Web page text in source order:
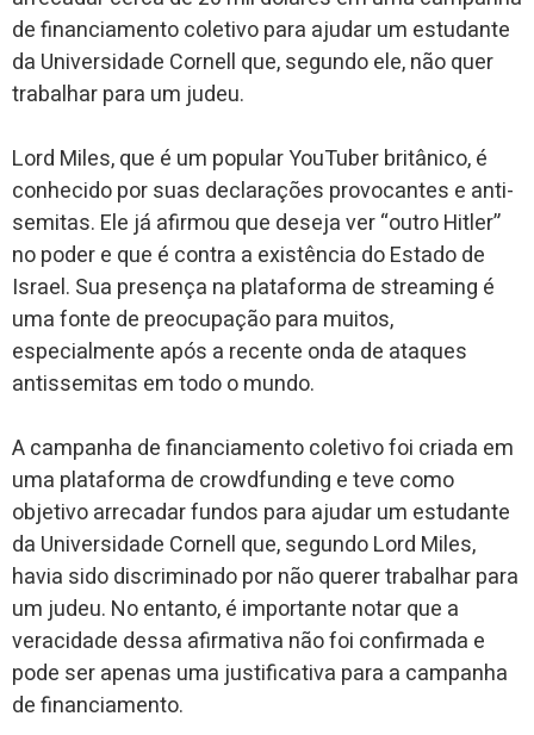
de financiamento coletivo para ajudar um estudante
da Universidade Cornell que, segundo ele, não quer
trabalhar para um judeu.
Lord Miles, que é um popular YouTuber britânico, é
conhecido por suas declarações provocantes e anti-
semitas. Ele já afirmou que deseja ver “outro Hitler”
no poder e que é contra a existência do Estado de
Israel. Sua presença na plataforma de streaming é
uma fonte de preocupação para muitos,
especialmente após a recente onda de ataques
antissemitas em todo o mundo.
A campanha de financiamento coletivo foi criada em
uma plataforma de crowdfunding e teve como
objetivo arrecadar fundos para ajudar um estudante
da Universidade Cornell que, segundo Lord Miles,
havia sido discriminado por não querer trabalhar para
um judeu. No entanto, é importante notar que a
veracidade dessa afirmativa não foi confirmada e
pode ser apenas uma justificativa para a campanha
de financiamento.